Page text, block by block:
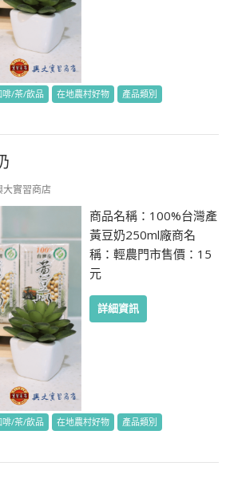
啡/茶/飲品 在地農村好物
產品類別
大實習商店
商品名稱：100%台灣產
黃豆奶250ml廠商名
稱：輕農門市售價：15
元
詳細資訊
啡/茶/飲品 在地農村好物
產品類別